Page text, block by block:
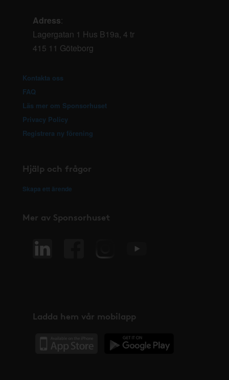
Adress:
Lagergatan 1 Hus B19a, 4 tr
415 11 Göteborg
Kontakta oss
FAQ
Läs mer om Sponsorhuset
Privacy Policy
Registrera ny förening
Hjälp och frågor
Skapa ett ärende
Mer av Sponsorhuset
Ladda hem vår mobilapp